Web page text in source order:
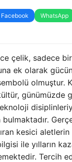
Facebook WhatsApp
çelik, sadece
ek olarak
olmuştur.
günümüzde
kesici
ile yılların
Tercih